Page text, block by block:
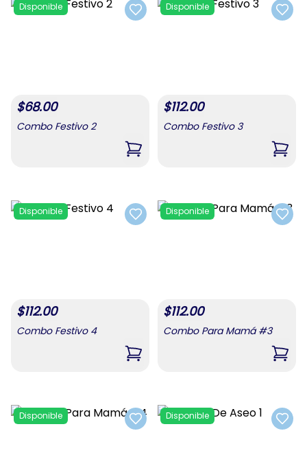
Add to favorites
Disponible
$68.00
Combo Festivo 2
,Combo Festivo 2
Add
Disponible
$112.00
Combo Festivo 3
,
Add to favorites
Disponible
$112.00
Combo Festivo 4
,Combo Festivo 4
Add
Disponible
$112.00
Combo Para Mamá #3
,
Add to favorites
Disponible
Add
Disponible